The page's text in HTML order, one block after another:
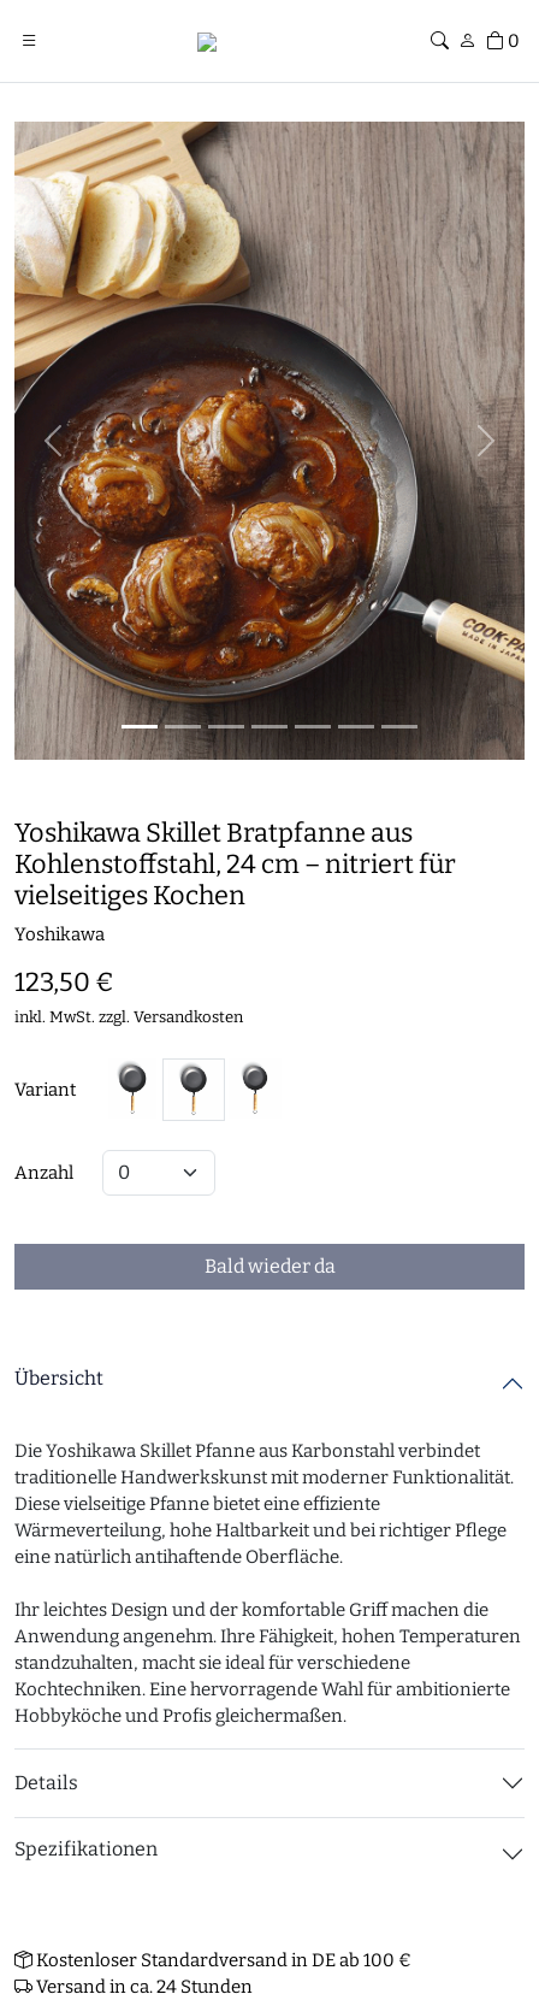
0
Previous Next
Yoshikawa Skillet Bratpfanne aus
Kohlenstoffstahl, 24 cm – nitriert für
vielseitiges Kochen
Yoshikawa
123,50 €
inkl. MwSt. zzgl. Versandkosten
Variant
Anzahl
Bald wieder da
Übersicht
Die Yoshikawa Skillet Pfanne aus Karbonstahl verbindet
traditionelle Handwerkskunst mit moderner Funktionalität.
Diese vielseitige Pfanne bietet eine effiziente
Wärmeverteilung, hohe Haltbarkeit und bei richtiger Pflege
eine natürlich antihaftende Oberfläche.
Ihr leichtes Design und der komfortable Griff machen die
Anwendung angenehm. Ihre Fähigkeit, hohen Temperaturen
standzuhalten, macht sie ideal für verschiedene
Kochtechniken. Eine hervorragende Wahl für ambitionierte
Hobbyköche und Profis gleichermaßen.
Details
Spezifikationen
Kostenloser Standardversand in DE ab 100 €
Versand in ca. 24 Stunden